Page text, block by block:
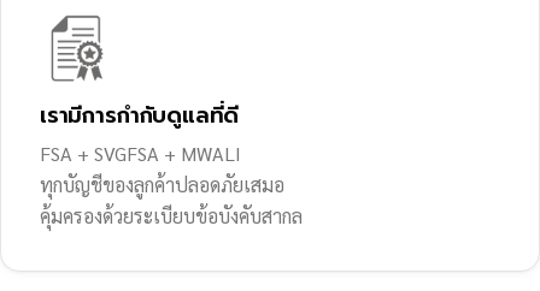
เรามีการกำกับดูแลที่ดี
FSA + SVGFSA + MWALI
ทุกบัญชีของลูกค้าปลอดภัยเสมอ
คุ้มครองด้วยระเบียบข้อบังคับสากล